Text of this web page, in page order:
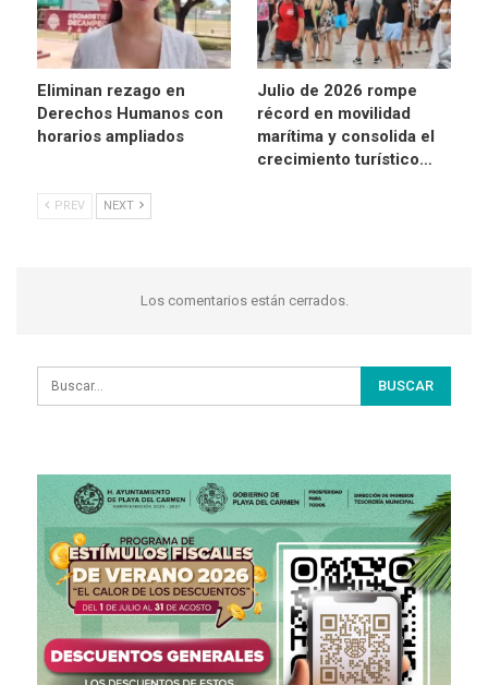
Eliminan rezago en
Derechos Humanos con
horarios ampliados
Julio de 2026 rompe
récord en movilidad
marítima y consolida el
crecimiento turístico…
PREV NEXT
Los comentarios están cerrados.